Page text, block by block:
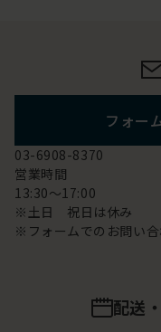
フォー
03-6908-8370
営業時間
13:30～17:00
※土日 祝日は休み
※フォームでのお問い合
配送